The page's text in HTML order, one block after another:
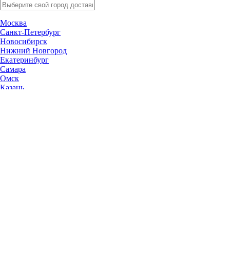
Москва
Санкт-Петербург
Новосибирск
Нижний Новгород
Екатеринбург
Самара
Омск
Казань